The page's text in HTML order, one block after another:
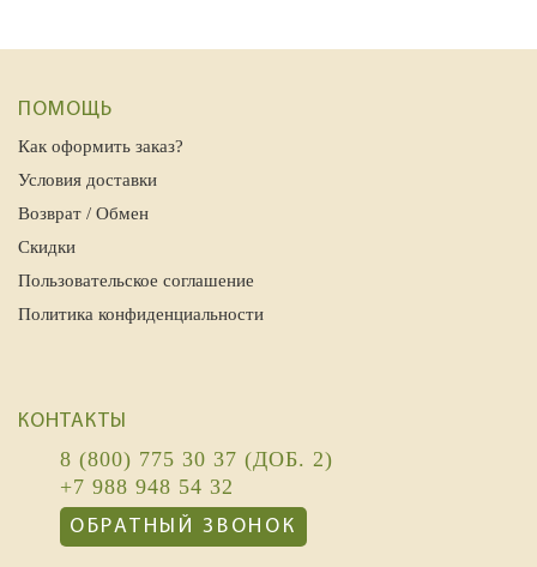
ПОМОЩЬ
Как оформить заказ?
Условия доставки
Возврат / Обмен
Скидки
Пользовательское соглашение
Политика конфиденциальности
КОНТАКТЫ
8 (800) 775 30 37 (ДОБ. 2)
+7 988 948 54 32
ОБРАТНЫЙ ЗВОНОК